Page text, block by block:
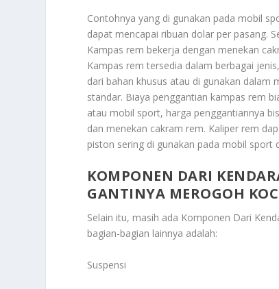
Contohnya yang di gunakan pada mobil
dapat mencapai ribuan dolar per pasang.
Kampas rem bekerja dengan menekan
Kampas rem tersedia dalam berbagai
dari bahan khusus atau di gunakan dalam
standar. Biaya penggantian kampas rem
atau mobil sport, harga penggantiannya
dan menekan cakram rem. Kaliper rem
piston sering di gunakan pada mobil sport
KOMPONEN DARI
GANTINYA MEROGOH
Selain itu, masih ada Komponen Dari
bagian-bagian lainnya adalah:
Suspensi